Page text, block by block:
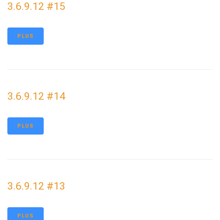
3.6.9.12 #15
PLUS
3.6.9.12 #14
PLUS
3.6.9.12 #13
PLUS